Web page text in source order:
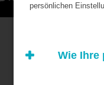
persönlichen
Wie Ihre